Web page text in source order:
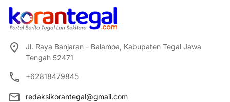
Jl. Raya Banjaran - Balamoa, Kabupaten Tegal Jawa
Tengah 52471
+62818479845
redaksikorantegal@gmail.com